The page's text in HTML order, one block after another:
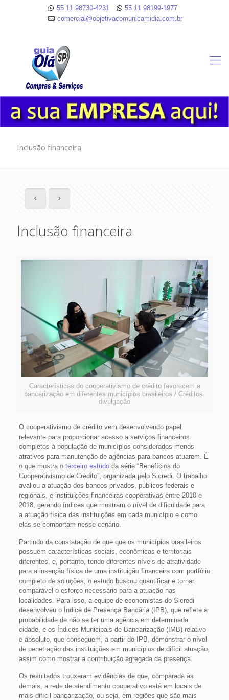
55 11 98730-4231
55 11 98199-1977
comercial@objetivacomunicamidia.com.br
Inclusão financeira
Inclusão financeira
Características do cooperativismo de crédito favorecem a
bancarização em diferentes municípios brasileiros / Créditos:
divulgação
O cooperativismo de crédito vem desenvolvendo papel
relevante para proporcionar acesso a serviços financeiros
completos à população de municípios considerados menos
atrativos para manutenção de agências para bancos atuarem. É
o que mostra o terceiro estudoda série “Benefícios do
Cooperativismo de Crédito”, organizada pelo Sicredi. O trabalho
avaliou a atuação dos bancos privados, públicos federais e
regionais, e instituições financeiras cooperativas entre 2010 e
2018, gerando índices que mostram o nível de dificuldade para
a atuação física das instituições em cada município e como
elas se comportam nesse cenário.
Partindo da constatação de que que os municípios brasileiros
possuem características sociais, econômicas e territoriais
diferentes, e, portanto, tendo diferentes níveis de atratividade
para a inserção física de uma instituição financeira com portfólio
completo de soluções, o estudo buscou quantificar e tornar
comparável o esforço necessário para a atuação nas
localidades. Para isso, a equipe de economistas do Sicredi
desenvolveu o Índice de Presença Bancária (IPB), que reflete a
probabilidade de não se ter uma agência em determinada
cidade, e os Índices Municipais de Bancarização (IMB) relativo
e absoluto, que conseguem, a partir do IPB, demonstrar o nível
de penetração das instituições em municípios de difícil atuação,
assim como mostrar a contribuição agregada da presença.
Os resultados trouxeram evidências de que, comparada às
demais, a rede de atendimento cooperativo está em locais de
mais difícil bancarização, ou seja, em regiões que são mais